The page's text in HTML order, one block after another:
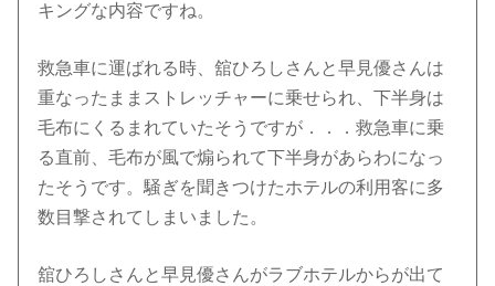
キングな内容ですね。
救急車に運ばれる時、舘ひろしさんと早見優さんは
重なったままストレッチャーに乗せられ、下半身は
毛布にくるまれていたそうですが．．．救急車に乗
る直前、毛布が風で煽られて下半身があらわになっ
たそうです。騒ぎを聞きつけたホテルの利用客に多
数目撃されてしまいました。
舘ひろしさんと早見優さんがラブホテルからが出て